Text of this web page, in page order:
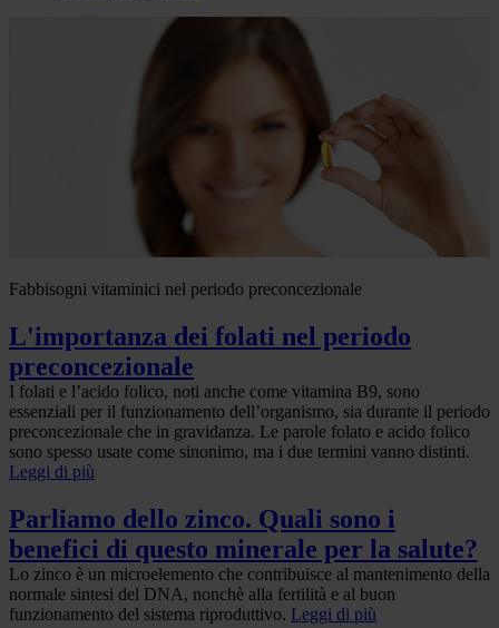
Fabbisogni vitaminici nel periodo preconcezionale
L'importanza dei folati nel periodo
preconcezionale
I folati e l’acido folico, noti anche come vitamina B9, sono
essenziali per il funzionamento dell’organismo, sia durante il periodo
preconcezionale che in gravidanza. Le parole folato e acido folico
sono spesso usate come sinonimo, ma i due termini vanno distinti.
Leggi di più
Parliamo dello zinco. Quali sono i
benefici di questo minerale per la salute?
Lo zinco è un microelemento che contribuisce al mantenimento della
normale sintesi del DNA, nonchè alla fertilità e al buon
funzionamento del sistema riproduttivo. Leggi di più